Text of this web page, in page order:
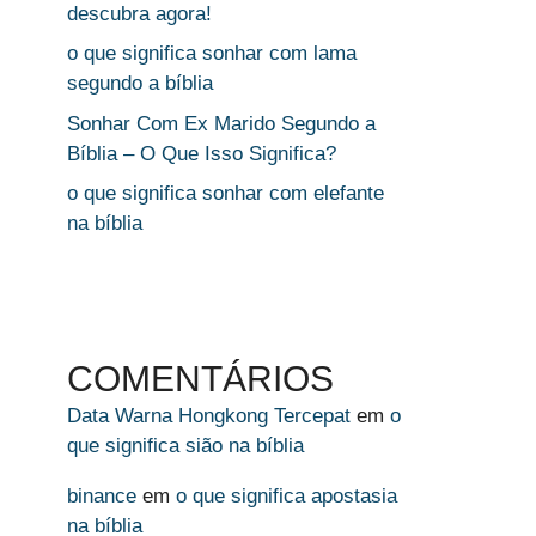
descubra agora!
o que significa sonhar com lama
segundo a bíblia
Sonhar Com Ex Marido Segundo a
Bíblia – O Que Isso Significa?
o que significa sonhar com elefante
na bíblia
COMENTÁRIOS
Data Warna Hongkong Tercepat em o
que significa sião na bíblia
binance em o que significa apostasia
na bíblia